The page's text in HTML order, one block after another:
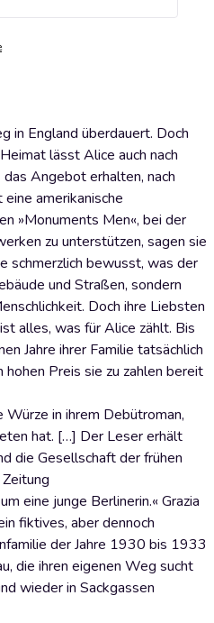
hinzufügen
in England überdauert. Doch
lässt Alice auch nach
Angebot erhalten, nach
amerikanische
»Monuments Men«, bei der
zu unterstützen, sagen sie
schmerzlich bewusst, was der
und Straßen, sondern
Doch ihre Liebsten
alles, was für Alice zählt. Bis
Jahre ihrer Familie tatsächlich
Preis sie zu zahlen bereit
in ihrem Debütroman,
hat. […] Der Leser erhält
die Gesellschaft der frühen
eine junge Berlinerin.« Grazia
fiktives, aber dennoch
der Jahre 1930 bis 1933
die ihren eigenen Weg sucht
wieder in Sackgassen